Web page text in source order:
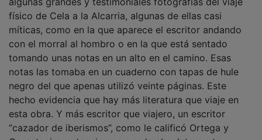
físico de Cela a la Alcarria, algunas de ellas casi
míticas, como en la que aparece el escritor andando
con el morral al hombro o en la que está sentado
tomando unas notas en un alto en el camino. Esas
notas las tomaba en un cuaderno con tapas de hule
negro del que apenas utilizó veinte páginas. Este
hecho evidencia que hay más literatura que viaje en
esta obra. Y más escritor que viajero, un escritor
“cazador de iberismos”, como le calificó Ortega y
Gasset, circunstancia que queda absolutamente